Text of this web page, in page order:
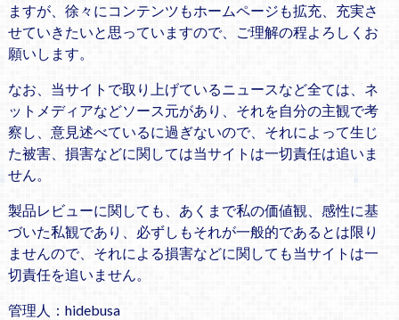
ますが、徐々にコンテンツもホームページも拡充、充実さ
せていきたいと思っていますので、ご理解の程よろしくお
願いします。
なお、当サイトで取り上げているニュースなど全ては、ネ
ットメディアなどソース元があり、それを自分の主観で考
察し、意見述べているに過ぎないので、それによって生じ
た被害、損害などに関しては当サイトは一切責任は追いま
せん。
製品レビューに関しても、あくまで私の価値観、感性に基
づいた私観であり、必ずしもそれが一般的であるとは限り
ませんので、それによる損害などに関しても当サイトは一
切責任を追いません。
管理人：hidebusa